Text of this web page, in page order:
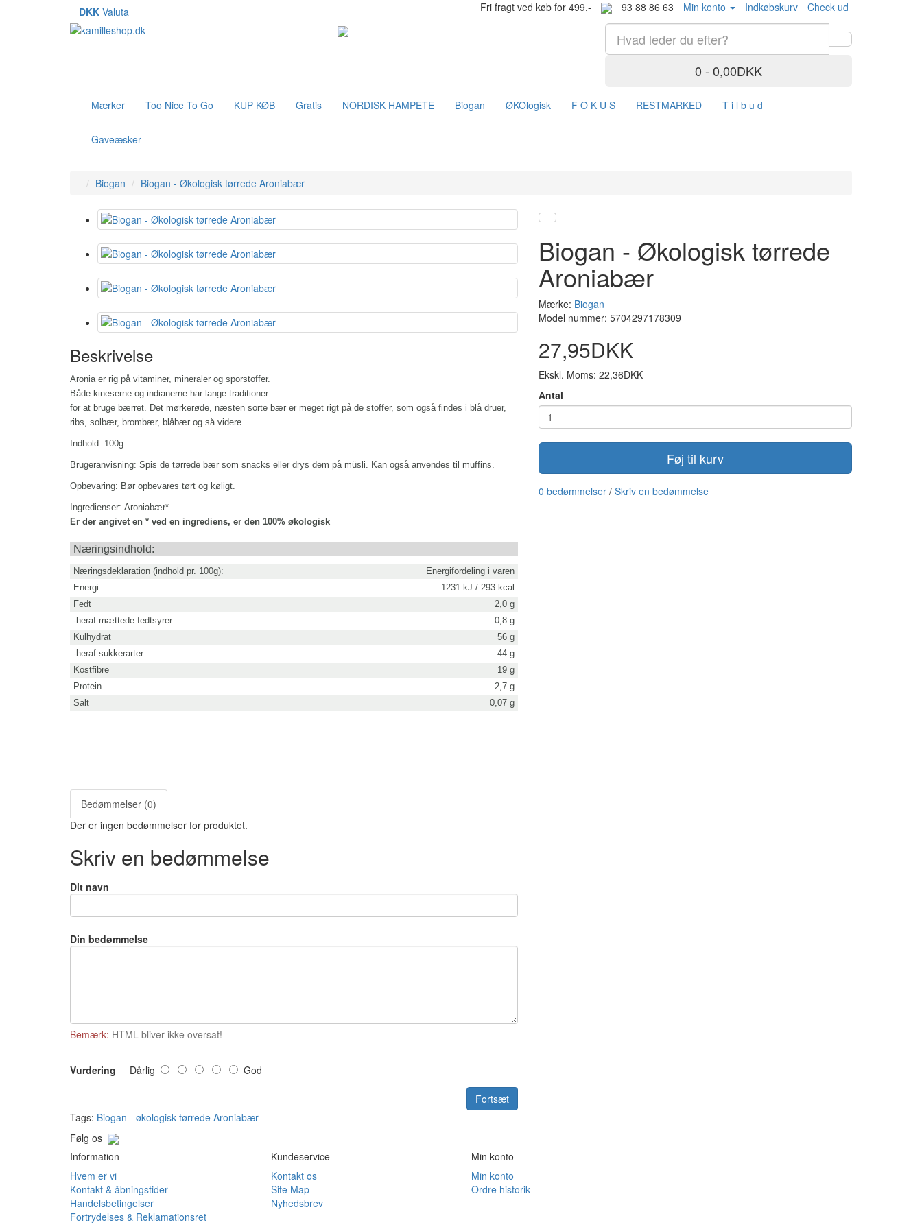
DKK Valuta Fri fragt ved køb for 499,- 93 88 86 63 Min konto Indkøbskurv Check ud
0 - 0,00DKK
Mærker Too Nice To Go KUP KØB Gratis NORDISK HAMPETE Biogan ØKOlogisk F O K U S RESTMARKED T i l b u d
Gaveæsker
Biogan Biogan - Økologisk tørrede Aroniabær
Beskrivelse
Aronia er rig på vitaminer, mineraler og sporstoffer.
Både kineserne og indianerne har lange traditioner
for at bruge bærret. Det mørkerøde, næsten sorte bær er meget rigt på de stoffer, som også findes i blå druer,
ribs, solbær, brombær, blåbær og så videre.
Indhold: 100g
Brugeranvisning: Spis de tørrede bær som snacks eller drys dem på müsli. Kan også anvendes til muffins.
Opbevaring: Bør opbevares tørt og køligt.
Ingredienser: Aroniabær*
Er der angivet en * ved en ingrediens, er den 100% økologisk
Næringsindhold:
Næringsdeklaration (indhold pr. 100g):
Energifordeling i varen
Energi
1231 kJ / 293 kcal
Fedt
2,0 g
-heraf mættede fedtsyrer
0,8 g
Kulhydrat
56 g
-heraf sukkerarter
44 g
Kostfibre
19 g
Protein
2,7 g
Salt
0,07 g
Bedømmelser (0)
Der er ingen bedømmelser for produktet.
Skriv en bedømmelse
Dit navn
Din bedømmelse
Bemærk: HTML bliver ikke oversat!
Vurdering Dårlig God
Fortsæt
Biogan - Økologisk tørrede
Aroniabær
Mærke: Biogan
Model nummer: 5704297178309
27,95DKK
Ekskl. Moms: 22,36DKK
Antal
Føj til kurv
0 bedømmelser/ Skriv en bedømmelse
Tags: Biogan - økologisk tørrede Aroniabær
Følg os
Information
Hvem er vi
Kontakt & åbningstider
Handelsbetingelser
Fortrydelses & Reklamationsret
Kundeservice
Kontakt os
Site Map
Nyhedsbrev
Min konto
Min konto
Ordre historik